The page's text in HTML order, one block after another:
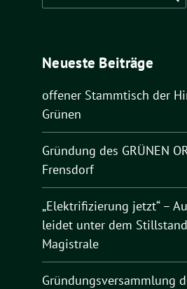
nach:
Neueste Beiträge
offener Stammtisch der
Grünen
Gründung des GRÜNEN
Frensdorf
„Elektrifizierung jetzt“ –
leidet unter dem
Magistrale
Gründungsversammlung